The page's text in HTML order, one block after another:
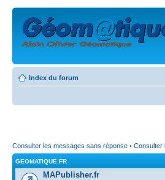
Index du forum
Consulter les messages sans réponse • Consulter
GEOMATIQUE.FR
MAPublisher.fr